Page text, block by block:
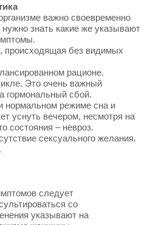
важно своевременно
знать какие же указывают
происходящая без видимых
рационе.
Это очень важный
гормональный сбой.
нормальном режиме сна и
уснуть вечером, несмотря на
состояния – невроз.
сексуального желания.
следует
со
указывают на